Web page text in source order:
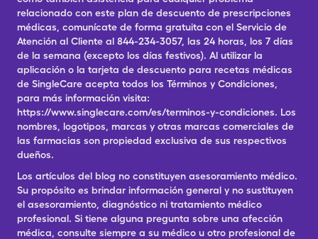
relacionado con este plan de descuento de prescripciones
médicas, comunícate de forma gratuita con el Servicio de
Atención al Cliente al 844-234-3057, las 24 horas, los 7 días
de la semana (excepto los días festivos). Al utilizar la
aplicación o la tarjeta de descuento para recetas médicas
de SingleCare acepta todos los Términos y Condiciones,
para más información visita:
https://www.singlecare.com/es/terminos-y-condiciones. Los
nombres, logotipos, marcas y otras marcas comerciales de
las farmacias son propiedad exclusiva de sus respectivos
dueños.
Los artículos del blog no constituyen asesoramiento médico.
Su propósito es brindar información general y no sustituyen
el asesoramiento, diagnóstico ni tratamiento médico
profesional. Si tiene alguna pregunta sobre una afección
médica, consulte siempre a su médico u otro profesional de